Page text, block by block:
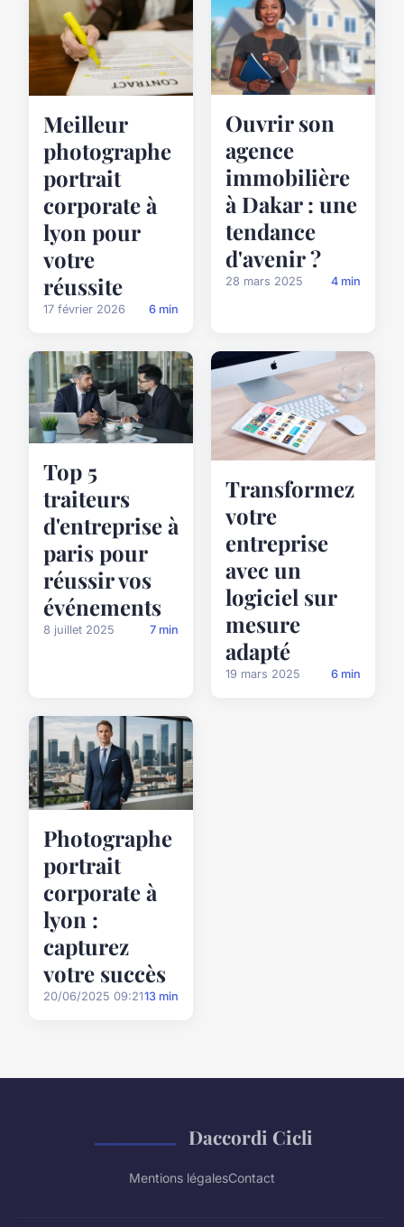
Meilleur
photographe
portrait
corporate à
lyon pour
votre
réussite
17 février 2026 6 min
Ouvrir son
agence
immobilière
à Dakar : une
tendance
d'avenir ?
28 mars 2025 4 min
Top 5
traiteurs
d'entreprise à
paris pour
réussir vos
événements
8 juillet 2025 7 min
Transformez
votre
entreprise
avec un
logiciel sur
mesure
adapté
19 mars 2025 6 min
Photographe
portrait
corporate à
lyon :
capturez
votre succès
20/06/2025 09:2113 min
Daccordi Cicli
Mentions légalesContact